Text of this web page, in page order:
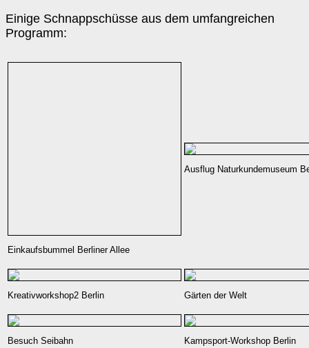
Einige Schnappschüsse aus dem umfangreichen
Programm:
Einkaufsbummel Berliner Allee
Ausflug Naturkundemuseum
Kreativworkshop2 Berlin Gärten der Welt
Besuch Seibahn Kampsport-Workshop Berlin